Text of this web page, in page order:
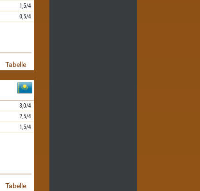
1,5/4
0,5/4
Tabelle
3,0/4
2,5/4
1,5/4
Tabelle